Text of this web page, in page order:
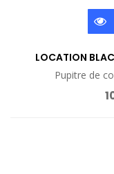
LOCATION
Pupitre de